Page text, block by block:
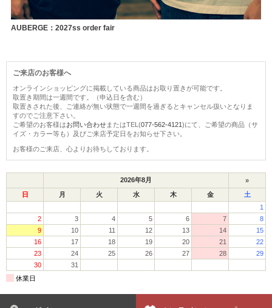
AUBERGE：2027ss order fair
ご来店のお客様へ
オンラインショッピングに掲載している商品はお取り置きが可能です。
取置き期間は一週間です。（申込日を含む）
取置きされた後、ご連絡が無い状態で一週間を過ぎるとキャンセル扱いとなりま
すのでご注意下さい。
ご希望のお客様はお問い合わせまたはTEL(077-562-4121)にて、ご希望の商品（サ
イズ・カラー等も）及びご来店予定日をお知らせ下さい。
お客様のご来店、心よりお待ちしております。